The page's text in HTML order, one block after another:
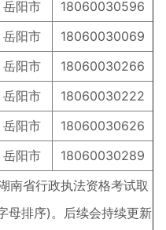
岳阳市
18060030596
岳阳市
18060030069
岳阳市
18060030266
岳阳市
18060030222
岳阳市
18060030626
岳阳市
18060030289
南省行政执法资格考试取
母排序)。后续会持续更新